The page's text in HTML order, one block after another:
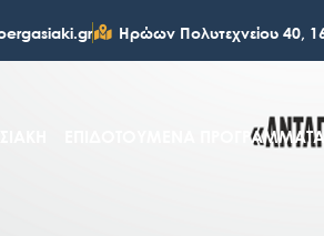
Ηρώων Πολυτεχνείου 40,
ΕΠΙΔΟΤΟΥΜΕΝΑ ΠΡΟΓΡΑΜΜΑΤΑ